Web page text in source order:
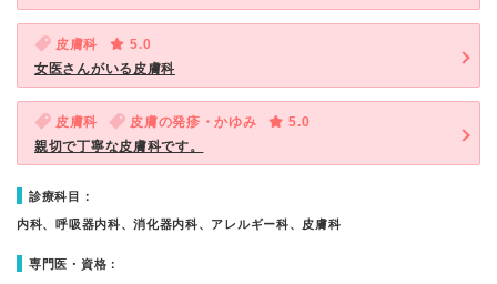
皮膚科
5.0
女医さんがいる皮膚科
皮膚科 皮膚の発疹・かゆみ
5.0
親切で丁寧な皮膚科です。
診療科目：
内科、呼吸器内科、消化器内科、アレルギー科、皮膚科
専門医・資格：